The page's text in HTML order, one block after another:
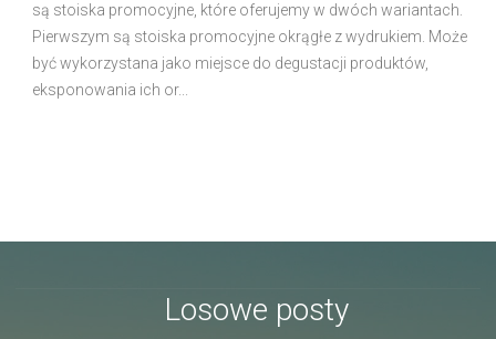
są stoiska promocyjne, które oferujemy w dwóch wariantach.
Pierwszym są stoiska promocyjne okrągłe z wydrukiem. Może
być wykorzystana jako miejsce do degustacji produktów,
eksponowania ich or...
Losowe posty